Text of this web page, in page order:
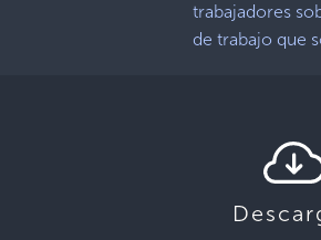
trabajadores
de trabajo que